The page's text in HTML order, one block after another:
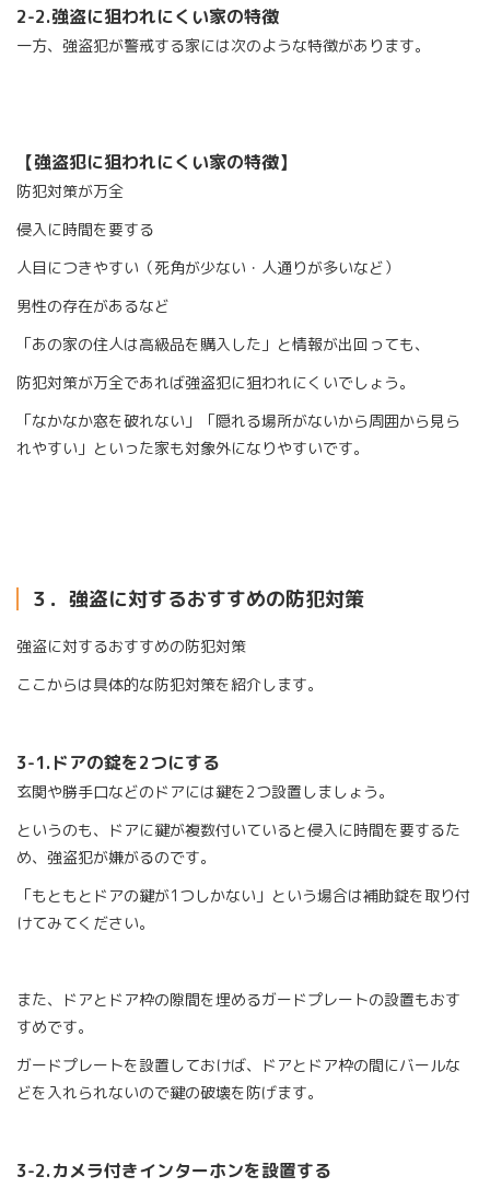
2-2.強盗に狙われにくい家の特徴
一方、強盗犯が警戒する家には次のような特徴があります。
【強盗犯に狙われにくい家の特徴】
防犯対策が万全
侵入に時間を要する
人目につきやすい（死角が少ない・人通りが多いなど）
男性の存在があるなど
「あの家の住人は高級品を購入した」と情報が出回っても、
防犯対策が万全であれば強盗犯に狙われにくいでしょう。
「なかなか窓を破れない」「隠れる場所がないから周囲から見ら
れやすい」といった家も対象外になりやすいです。
３．強盗に対するおすすめの防犯対策
強盗に対するおすすめの防犯対策
ここからは具体的な防犯対策を紹介します。
3-1.ドアの錠を2つにする
玄関や勝手口などのドアには鍵を2つ設置しましょう。
というのも、ドアに鍵が複数付いていると侵入に時間を要するた
め、強盗犯が嫌がるのです。
「もともとドアの鍵が1 つしかない」という場合は補助錠を取り付
けてみてください。
また、ドアとドア枠の隙間を埋めるガードプレートの設置もおす
すめです。
ガードプレートを設置しておけば、ドアとドア枠の間にバールな
どを入れられないので鍵の破壊を防げます。
3-2.カメラ付きインターホンを設置する